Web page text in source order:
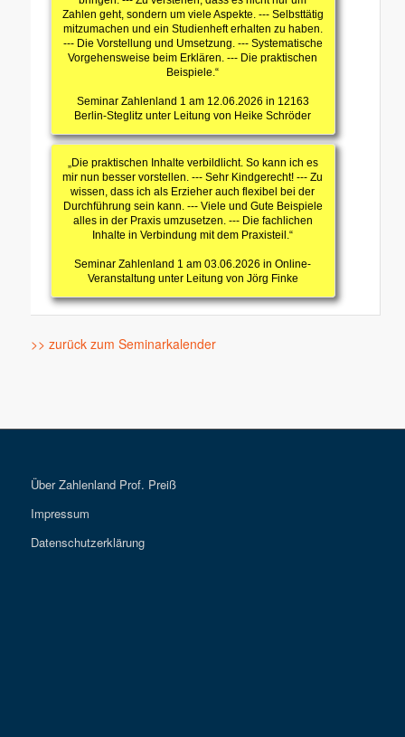
Zahlen geht, sondern um viele Aspekte. --- Selbsttätig
mitzumachen und ein Studienheft erhalten zu haben.
--- Die Vorstellung und Umsetzung. --- Systematische
Vorgehensweise beim Erklären. --- Die praktischen
Beispiele.“
Seminar Zahlenland 1 am 12.06.2026 in 12163
Berlin-Steglitz unter Leitung von Heike Schröder
„Die praktischen Inhalte verbildlicht. So kann ich es
mir nun besser vorstellen. --- Sehr Kindgerecht! --- Zu
wissen, dass ich als Erzieher auch flexibel bei der
Durchführung sein kann. --- Viele und Gute Beispiele
alles in der Praxis umzusetzen. --- Die fachlichen
Inhalte in Verbindung mit dem Praxisteil.“
Seminar Zahlenland 1 am 03.06.2026 in Online-
Veranstaltung unter Leitung von Jörg Finke
>> zurück zum Seminarkalender
Über Zahlenland Prof. Preiß
Impressum
Datenschutzerklärung